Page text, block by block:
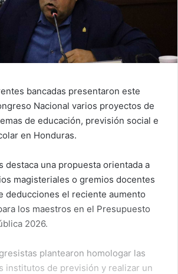
bancadas presentaron este
Nacional varios proyectos de
de educación, previsión social e
en Honduras.
destaca una propuesta orientada a
magisteriales o gremios docentes
deducciones el reciente aumento
los maestros en el Presupuesto
2026.
plantearon homologar las
institutos de previsión y realizar un